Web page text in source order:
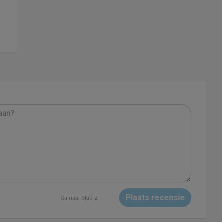
Ga naar stap 2 Plaats recensie